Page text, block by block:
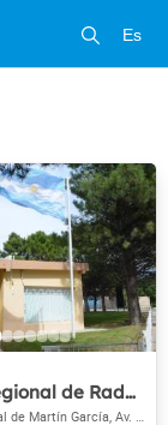
Es
Museo Regional de Rada Tilly